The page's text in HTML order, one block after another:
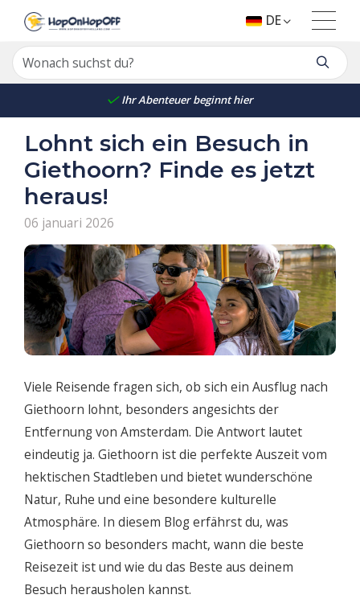
Ihr Abenteuer beginnt hier
DE
Lohnt sich ein Besuch in
Giethoorn? Finde es jetzt
heraus!
06 januari 2026
Viele Reisende fragen sich, ob sich ein Ausflug nach
Giethoorn lohnt, besonders angesichts der
Entfernung von Amsterdam. Die Antwort lautet
eindeutig ja. Giethoorn ist die perfekte Auszeit vom
hektischen Stadtleben und bietet wunderschöne
Natur, Ruhe und eine besondere kulturelle
Atmosphäre. In diesem Blog erfährst du, was
Giethoorn so besonders macht, wann die beste
Reisezeit ist und wie du das Beste aus deinem
Besuch herausholen kannst.